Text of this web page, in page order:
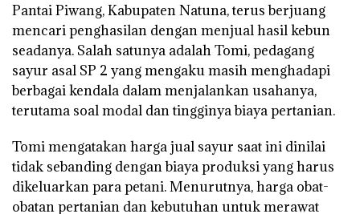
Pantai Piwang, Kabupaten Natuna, terus berjuang
mencari penghasilan dengan menjual hasil kebun
seadanya. Salah satunya adalah Tomi, pedagang
sayur asal SP 2 yang mengaku masih menghadapi
berbagai kendala dalam menjalankan usahanya,
terutama soal modal dan tingginya biaya pertanian.
Tomi mengatakan harga jual sayur saat ini dinilai
tidak sebanding dengan biaya produksi yang harus
dikeluarkan para petani. Menurutnya, harga obat-
obatan pertanian dan kebutuhan untuk merawat